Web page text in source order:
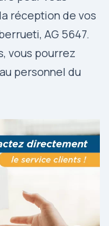
réception de vos
AG 5647.
vous pourrez
personnel du